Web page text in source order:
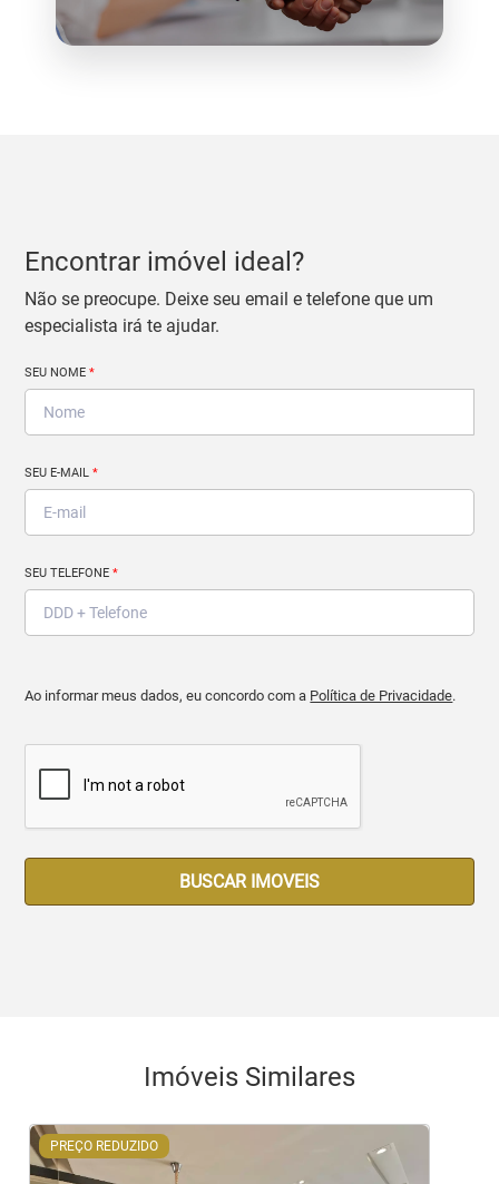
Encontrar imóvel ideal?
Não se preocupe. Deixe seu email e telefone que um
especialista irá te ajudar.
SEU NOME*
SEU E-MAIL*
SEU TELEFONE*
Ao informar meus dados, eu concordo com a Política de Privacidade.
BUSCAR IMOVEIS
Imóveis Similares
PREÇO REDUZIDO